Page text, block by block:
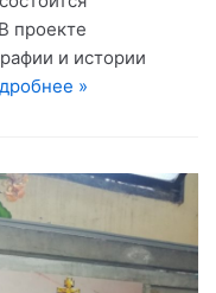
проекте
и истории
»